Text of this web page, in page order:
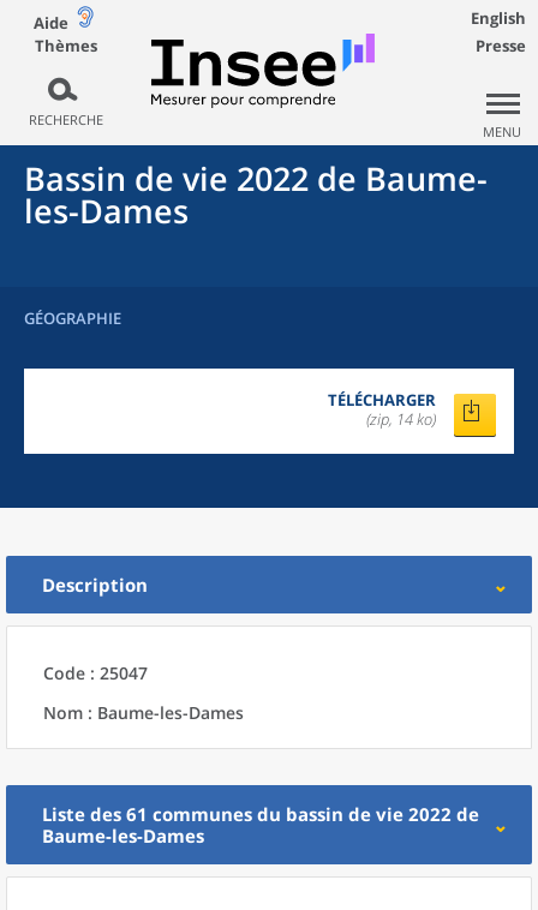
Aide
Thèmes
RECHERCHE
English
Presse
MENU
Bassin de vie 2022 de Baume-
les-Dames
GÉOGRAPHIE
TÉLÉCHARGER
(zip, 14 ko)
Description
Code : 25047
Nom : Baume-les-Dames
Liste des 61 communes du bassin de vie 2022 de
Baume-les-Dames